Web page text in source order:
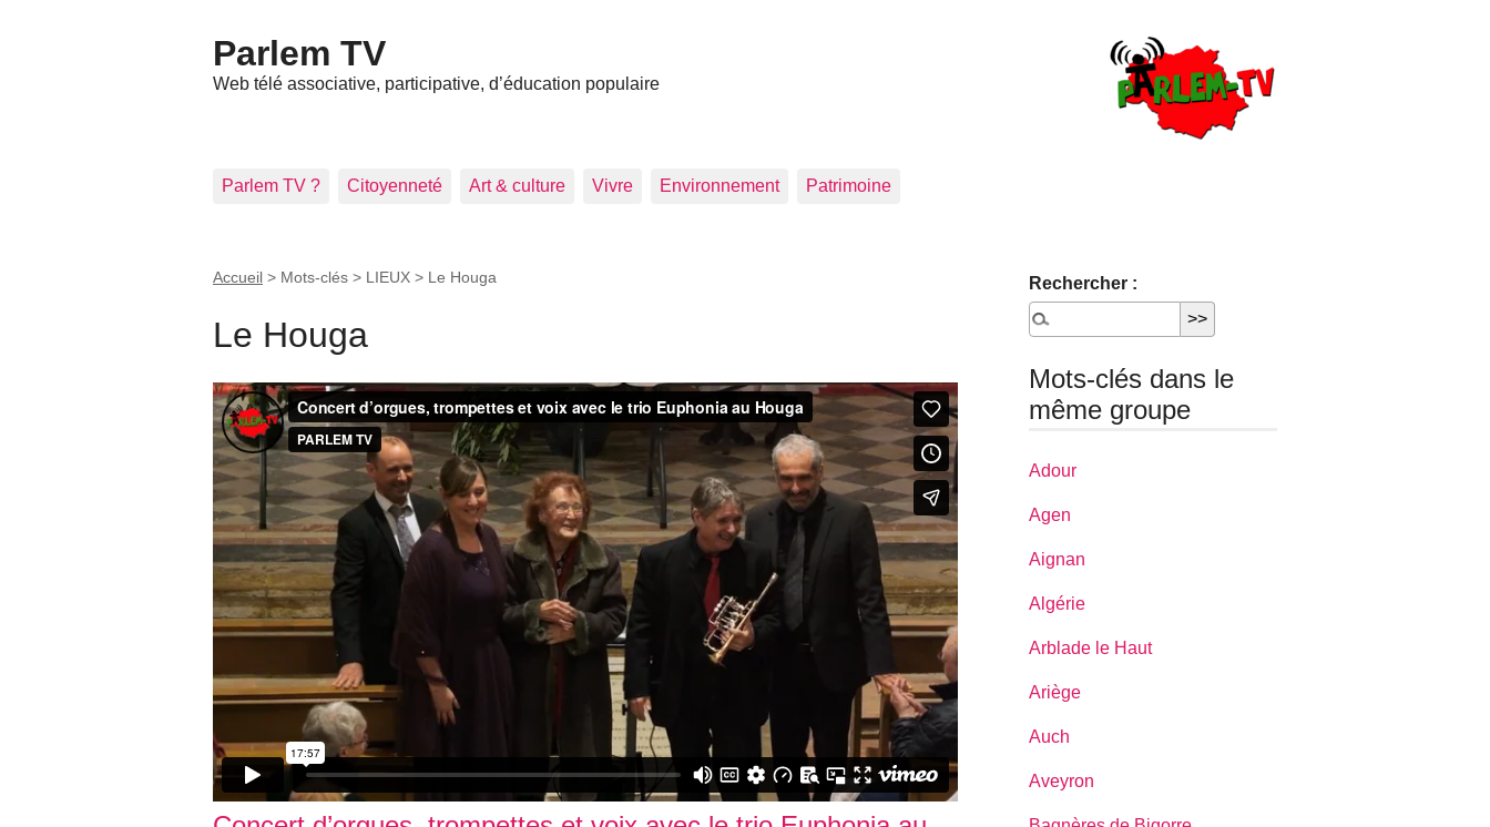
Parlem TV
Web télé associative, participative, d’éducation populaire
Parlem TV ? Citoyenneté Art & culture Vivre Environnement Patrimoine
Accueil > Mots-clés > LIEUX > Le Houga
Le Houga
Rechercher :
Mots-clés dans le
même groupe
Adour
Agen
Aignan
Algérie
Arblade le Haut
Ariège
Auch
Aveyron